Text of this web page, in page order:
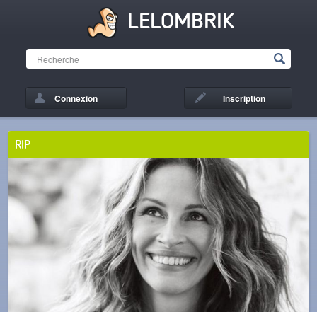
LELOMBRIK
Connexion Inscription
RIP